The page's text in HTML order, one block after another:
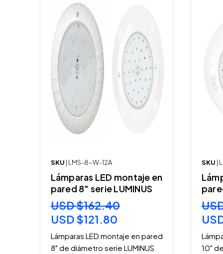
SKU | LMS-8-W-12A
Lámparas LED montaje en
pared 8" serie LUMINUS
USD $162.40
USD $121.80
Lámparas LED montaje en pared
8" de diámetro serie LUMINUS
SKU |
10"